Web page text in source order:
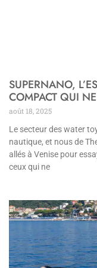
SUPERNANO,
COMPACT QUI
août 18, 2025
Le secteur des water
nautique, et nous de
allés à Venise pour
ceux qui ne